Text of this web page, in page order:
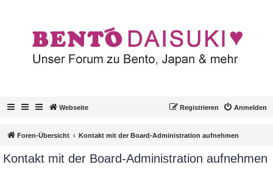
Webseite Anmelden
Registrieren
Foren-Übersicht Kontakt mit der Board-Administration aufnehmen
Kontakt mit der Board-Administration aufnehmen